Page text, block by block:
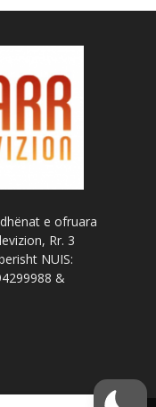
e ofruara
Rr. 3
NUIS:
&